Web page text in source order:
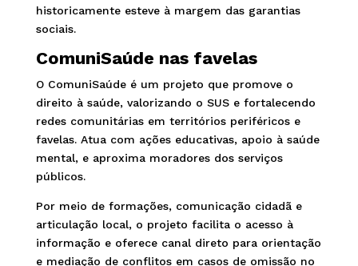
historicamente esteve à margem das garantias
sociais.
ComuniSaúde nas favelas
O ComuniSaúde é um projeto que promove o
direito à saúde, valorizando o SUS e fortalecendo
redes comunitárias em territórios periféricos e
favelas. Atua com ações educativas, apoio à saúde
mental, e aproxima moradores dos serviços
públicos.
Por meio de formações, comunicação cidadã e
articulação local, o projeto facilita o acesso à
informação e oferece canal direto para orientação
e mediação de conflitos em casos de omissão no